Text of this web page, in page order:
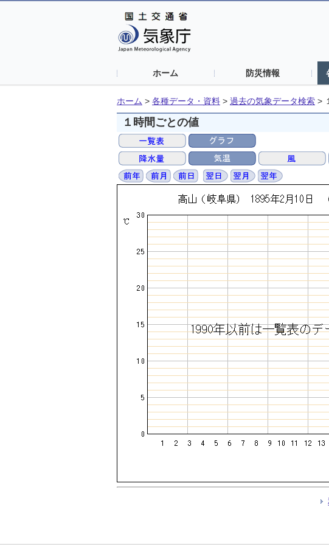
ホーム 防災情報
ホーム > 各種データ・資料 > 過去の気象データ検索 >
１時間ごとの値